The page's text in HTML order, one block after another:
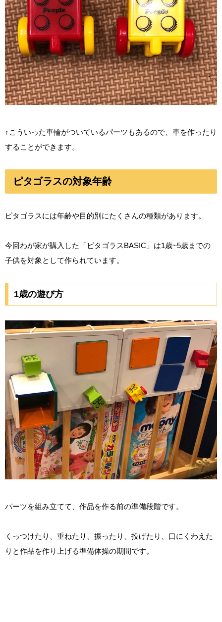
↑こういった車輪がついているパーツもあるので、車を作ったり
することができます。
ピタゴラスの対象年齢
ピタゴラスには年齢や目的別にたくさんの種類があります。
今回わが家が購入した「ピタゴラスBASIC」は1歳~5歳までの
子供を対象として作られています。
1歳の遊び方
パーツを組み立てて、作品を作る前の準備段階です。
くっつけたり、重ねたり、振ったり、投げたり、口にくわえた
りと作品を作り上げる準備体操の期間です。